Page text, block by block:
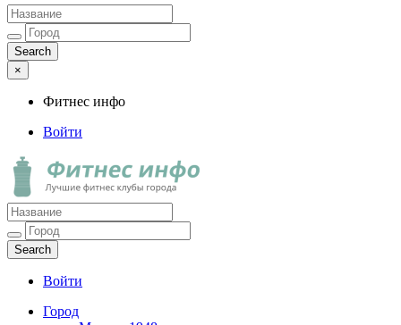
×
Фитнес инфо
Войти
Фитнес инфо
Лучшие фитнес клубы города
Войти
Город